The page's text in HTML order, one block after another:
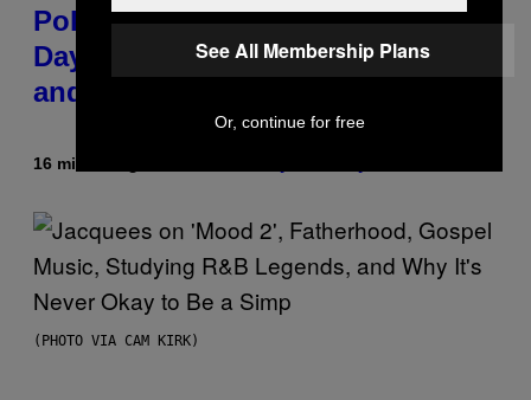
Pokémon GO Fire and Ice Hatch
Day Event Guide – All Bonuses
and Special Hatches
16 minuten geleden
(PHOTO VIA CAM KIRK)
See All Membership Plans
Or, continue for free